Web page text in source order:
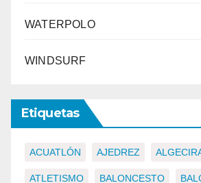
WATERPOLO
WINDSURF
Etiquetas
ACUATLÓN AJEDREZ
ATLETISMO BALONCESTO